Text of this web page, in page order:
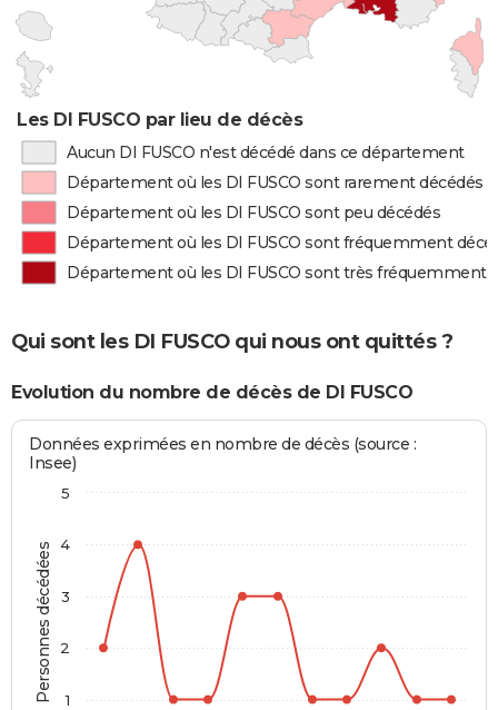
Les DI FUSCO par lieu de décès
Aucun DI FUSCO n'est décédé dans ce département
Département où les DI FUSCO sont rarement décédés
Département où les DI FUSCO sont peu décédés
Département où les DI FUSCO sont fréquemment
Département où les DI FUSCO sont très fréquemment
Qui sont les DI FUSCO qui nous ont quittés ?
Evolution du nombre de décès de DI FUSCO
Personnes décédées
Données exprimées en nombre de décès (source :
Insee)
1
2
3
4
5